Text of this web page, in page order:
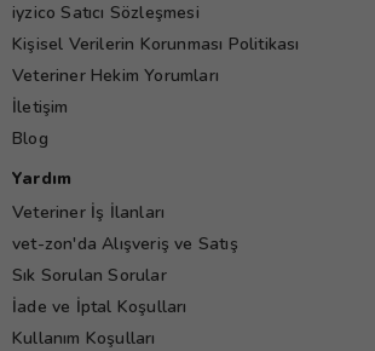
iyzico Satıcı Sözleşmesi
Kişisel Verilerin Korunması Politikası
Veteriner Hekim Yorumları
İletişim
Blog
Yardım
Veteriner İş İlanları
vet-zon'da Alışveriş ve Satış
Sık Sorulan Sorular
İade ve İptal Koşulları
Kullanım Koşulları